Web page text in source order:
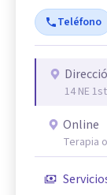
Teléfono
14 NE
Online
Terapia